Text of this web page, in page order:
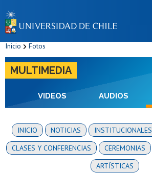
BIBLIOTECAS
Estudiantes
Funcionarias/os
Egresadas/os
Inicio Fotos
MULTIMEDIA
VIDEOS AUDIOS
INICIO NOTICIAS INSTITUCIONALES
CLASES Y CONFERENCIAS
CEREMONIAS
ARTÍSTICAS